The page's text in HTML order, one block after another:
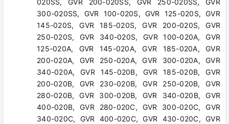
020SS, GVR 200-020SS, GVR 250-020SS, GVR
300-020SS, GVR 100-020S, GVR 125-020S, GVR
145-020S, GVR 185-020S, GVR 200-020S, GVR
250-020S, GVR 340-020S, GVR 100-020A, GVR
125-020A, GVR 145-020A, GVR 185-020A, GVR
200-020A, GVR 250-020A, GVR 300-020A, GVR
340-020A, GVR 145-020B, GVR 185-020B, GVR
200-020B, GVR 230-020B, GVR 250-020B, GVR
280-020B, GVR 300-020B, GVR 340-020B, GVR
400-020B, GVR 280-020C, GVR 300-020C, GVR
340-020C, GVR 400-020C, GVR 430-020C, GVR